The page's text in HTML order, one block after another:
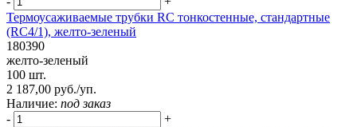
Термоусаживаемые трубки RC тонкостенные, стандартные
(RC4/1), желто-зеленый
180390
желто-зеленый
100 шт.
2 187,00 руб./уп.
Наличие: под заказ
-
+